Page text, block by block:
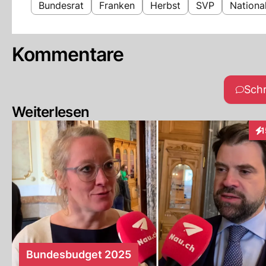
Bundesrat Franken Herbst SVP
Kommentare
Weiterlesen
Bundesbudget 2025